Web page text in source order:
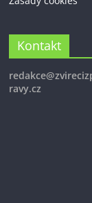
Kontakt
ravy.cz